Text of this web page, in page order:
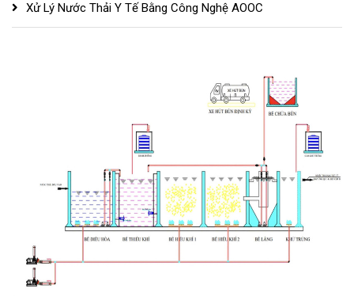
Xử Lý Nước Thải Y Tế Bằng Công Nghệ AOOC